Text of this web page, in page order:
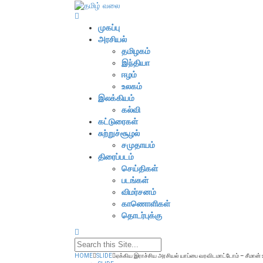
முகப்பு
அரசியல்
தமிழகம்
இந்தியா
ஈழம்
உலகம்
இலக்கியம்
கல்வி
கட்டுரைகள்
சுற்றுச்சூழல்
சமுதாயம்
திரைப்படம்
செய்திகள்
படங்கள்
விமர்சனம்
காணொளிகள்
தொடர்புக்கு
HOME SLIDE ஏக்கிய இராச்சிய அரசியல் யாப்பை வரவிடமாட்டோம் – சீமான்